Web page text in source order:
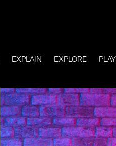
EXPLAIN EXPLORE PLAY